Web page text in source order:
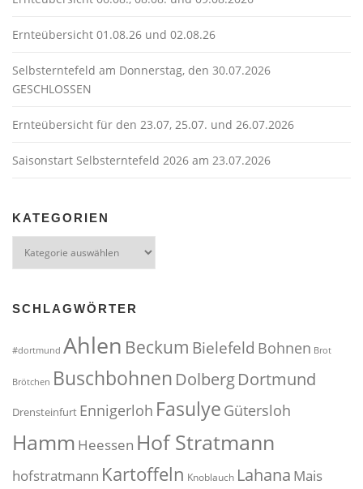
i
g
t
i
n
Ernteübersicht 01.08.26 und 02.08.26
Selbsterntefeld am Donnerstag, den 30.07.2026
GESCHLOSSEN
Ernteübersicht für den 23.07, 25.07. und 26.07.2026
Saisonstart Selbsterntefeld 2026 am 23.07.2026
KATEGORIEN
SCHLAGWÖRTER
#dortmund Ahlen Beckum Bielefeld Bohnen Brot
Brötchen Buschbohnen DolbergDortmund
Drensteinfurt Ennigerloh Fasulye Gütersloh
Hamm Heessen Hof Stratmann
hofstratmann Kartoffeln Knoblauch Lahana Mais